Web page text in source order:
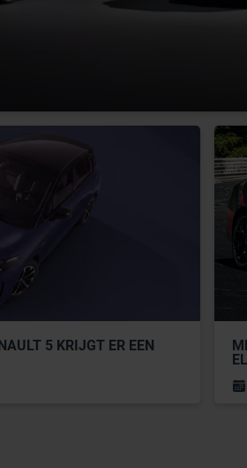
5 KRIJGT ER EEN